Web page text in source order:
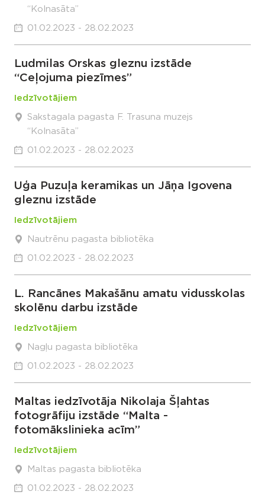
“Kolnasāta”
01.02.2023 - 28.02.2023
Ludmilas Orskas gleznu izstāde
“Ceļojuma piezīmes”
Iedzīvotājiem
Sakstagala pagasta F. Trasuna muzejs
“Kolnasāta”
01.02.2023 - 28.02.2023
Uģa Puzuļa keramikas un Jāņa Igovena
gleznu izstāde
Iedzīvotājiem
Nautrēnu pagasta bibliotēka
01.02.2023 - 28.02.2023
L. Rancānes Makašānu amatu vidusskolas
skolēnu darbu izstāde
Iedzīvotājiem
Nagļu pagasta bibliotēka
01.02.2023 - 28.02.2023
Maltas iedzīvotāja Nikolaja Šļahtas
fotogrāfiju izstāde “Malta -
fotomākslinieka acīm”
Iedzīvotājiem
Maltas pagasta bibliotēka
01.02.2023 - 28.02.2023